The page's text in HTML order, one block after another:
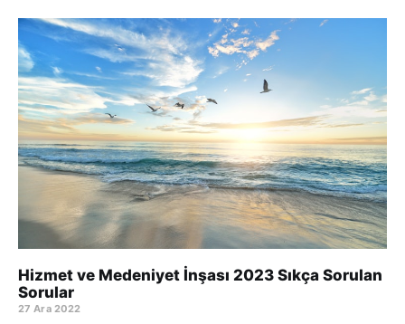
Hizmet ve Medeniyet İnşası 2023 Sıkça Sorulan
Sorular
27 Ara 2022